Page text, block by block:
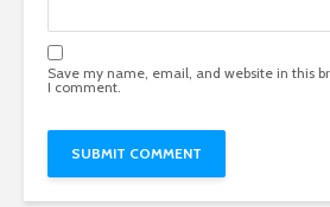
Save my name, email, and website in this
I comment.